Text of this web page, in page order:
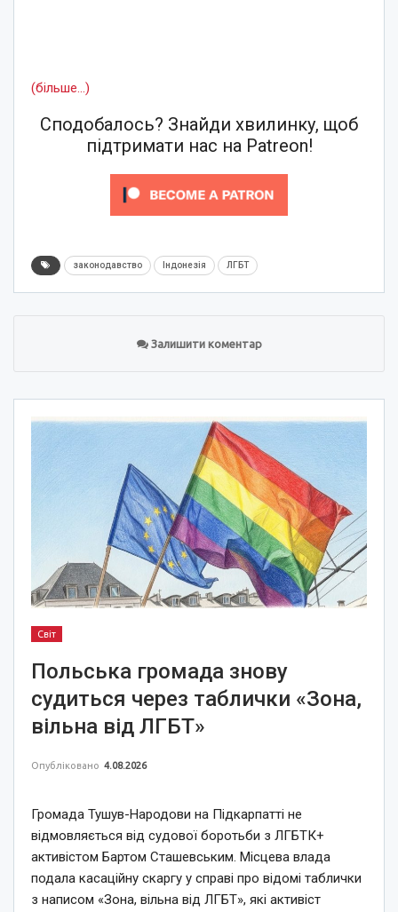
(більше…)
Сподобалось? Знайди хвилинку, щоб
підтримати нас на Patreon!
законодавство Індонезія ЛГБТ
Залишити коментар
Світ
Польська громада знову
судиться через таблички «Зона,
вільна від ЛГБТ»
Опубліковано 4.08.2026
Громада Тушув-Народови на Підкарпатті не
відмовляється від судової боротьби з ЛГБТК+
активістом Бартом Сташевським. Місцева влада
подала касаційну скаргу у справі про відомі таблички
з написом «Зона, вільна від ЛГБТ», які активіст